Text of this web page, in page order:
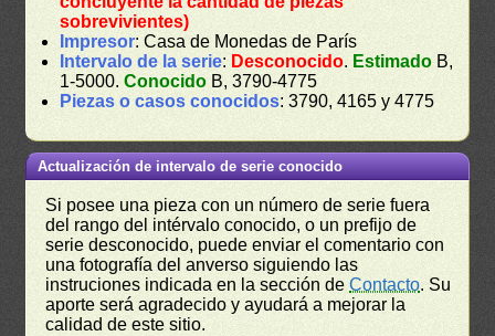
sobrevivientes)
Impresor: Casa de Monedas de París
Intervalo de la serie: Desconocido. Estimado B,
1-5000.Conocido B, 3790-4775
Piezas o casos conocidos: 3790, 4165 y 4775
Actualización de intervalo de serie conocido
Si posee una pieza con un número de serie fuera
del rango del intérvalo conocido, o un prefijo de
serie desconocido, puede enviar el comentario con
una fotografía del anverso siguiendo las
instruciones indicada en la sección deContacto. Su
aporte será agradecido y ayudará a mejorar la
calidad de este sitio.